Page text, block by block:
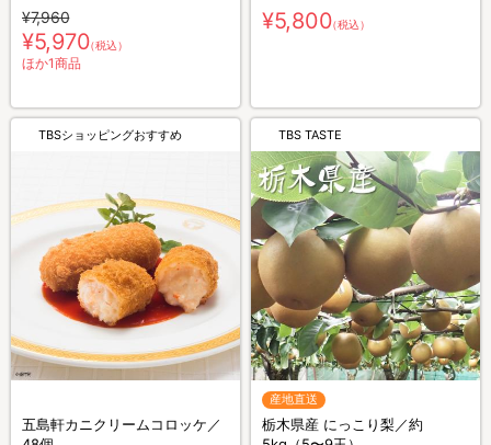
¥7,960
¥5,970（税込）
ほか1商品
¥5,800（税込）
TBSショッピングおすすめ
五島軒カニクリームコロッケ／
TBS TASTE
産地直送
栃木県産 にっこり梨／約